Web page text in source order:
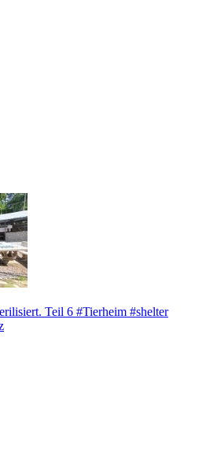
Teil 6 #Tierheim #shelter